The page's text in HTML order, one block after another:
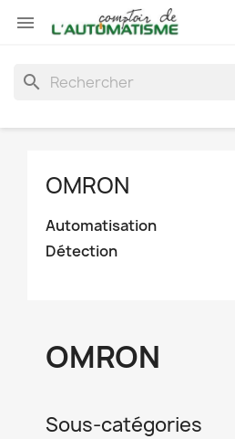

search
OMRON
Automatisation
Détection
OMRON
Sous-catégories